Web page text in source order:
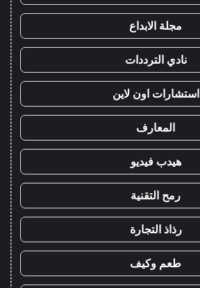
مجلة الابداع
نادي الترددات
استشارات اون لاين
المعارف
هيدب فيديو
رمح التقنية
رذاذ التجارة
طعم وكيف